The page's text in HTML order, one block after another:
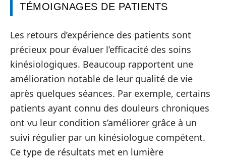
TÉMOIGNAGES DE PATIENTS
Les retours d’expérience des patients sont
précieux pour évaluer l’efficacité des soins
kinésiologiques. Beaucoup rapportent une
amélioration notable de leur qualité de vie
après quelques séances. Par exemple, certains
patients ayant connu des douleurs chroniques
ont vu leur condition s’améliorer grâce à un
suivi régulier par un kinésiologue compétent.
Ce type de résultats met en lumière